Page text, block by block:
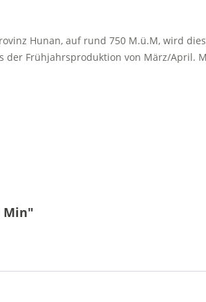
Hunan, auf rund 750 M.ü.M, wird
der Frühjahrsproduktion von März/April.
Min"